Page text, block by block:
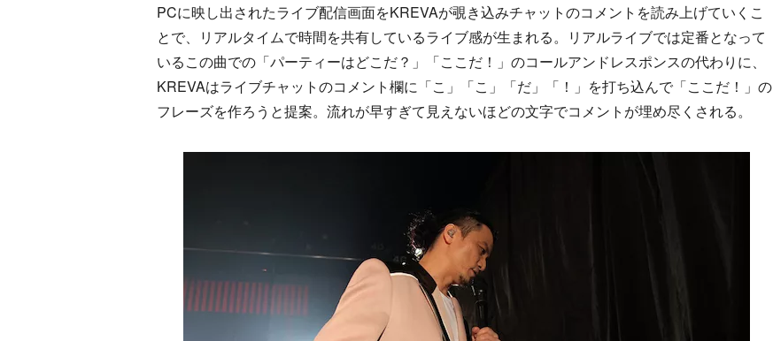
PCに映し出されたライブ配信画面をKREVAが覗き込みチャットのコメントを読み上げていくこ
とで、リアルタイムで時間を共有しているライブ感が生まれる。リアルライブでは定番となって
いるこの曲での「パーティーはどこだ？」「ここだ！」のコールアンドレスポンスの代わりに、
KREVAはライブチャットのコメント欄に「こ」「こ」「だ」「！」を打ち込んで「ここだ！」の
フレーズを作ろうと提案。流れが早すぎて見えないほどの文字でコメントが埋め尽くされる。